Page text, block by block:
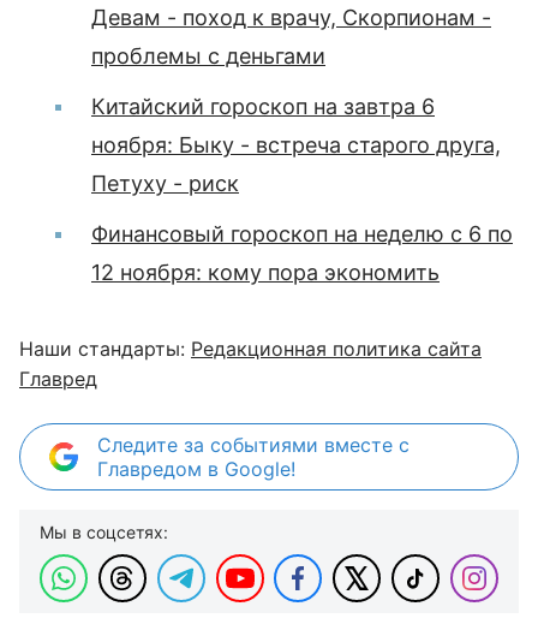
Девам - поход к врачу, Скорпионам -
проблемы с деньгами
Китайский гороскоп на завтра 6
ноября: Быку - встреча старого друга,
Петуху - риск
Финансовый гороскоп на неделю с 6 по
12 ноября: кому пора экономить
Наши стандарты: Редакционная политика сайта
Главред
Следите за событиями вместе с
Главредом в Google!
Мы в соцсетях: